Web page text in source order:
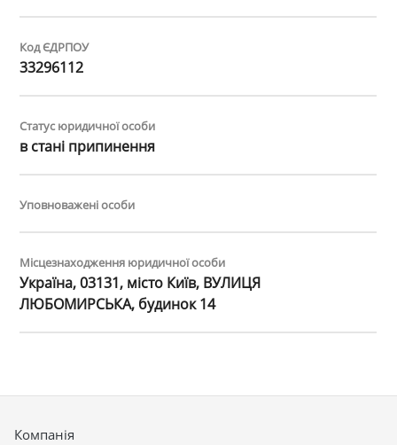
Код ЄДРПОУ
33296112
Статус юридичної особи
в стані припинення
Уповноважені особи
Місцезнаходження юридичної особи
Україна, 03131, місто Київ, ВУЛИЦЯ
ЛЮБОМИРСЬКА, будинок 14
Компанія